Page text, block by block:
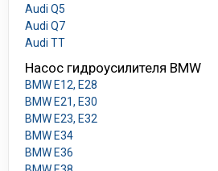
Audi Q5
Audi Q7
Audi TT
Насос гидроусилителя BMW
BMW E12, E28
BMW E21, E30
BMW E23, E32
BMW E34
BMW E36